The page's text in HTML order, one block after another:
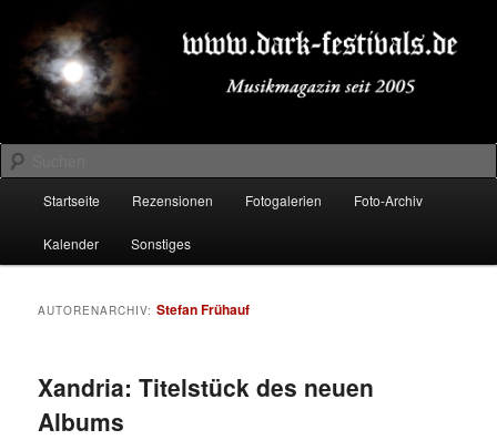
primären
Inhalt
springen
sekundären
Inhalt
springenDARK-FESTIVALS.DE
Suchen
Startseite Rezensionen Fotogalerien Foto-Archiv
Kalender Sonstiges
AUTORENARCHIV:Stefan Frühauf
Xandria: Titelstück des neuen
Albums